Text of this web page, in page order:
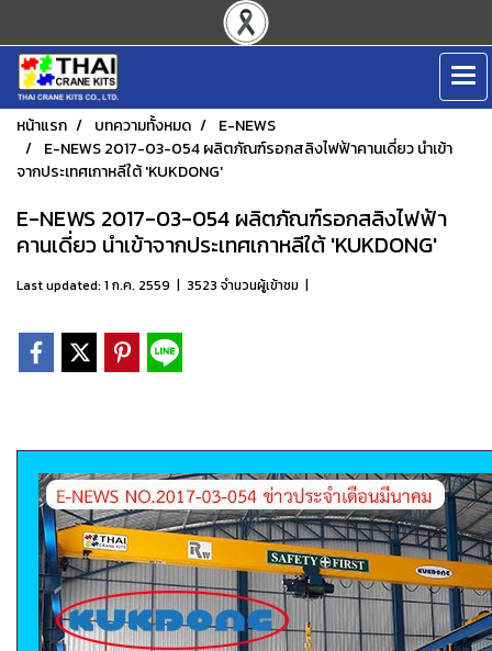
หน้าแรก บทความทั้งหมด
E-NEWS
E-NEWS 2017-03-054 ผลิตภัณฑ์รอกสลิงไฟฟ้าคานเดี่ยว นำเข้า
จากประเทศเกาหลีใต้ 'KUKDONG'
E-NEWS 2017-03-054 ผลิตภัณฑ์รอกสลิงไฟฟ้า
คานเดี่ยว นำเข้าจากประเทศเกาหลีใต้ 'KUKDONG'
Last updated: 1 ก.ค. 2559 | 3523 จำนวนผู้เข้าชม |